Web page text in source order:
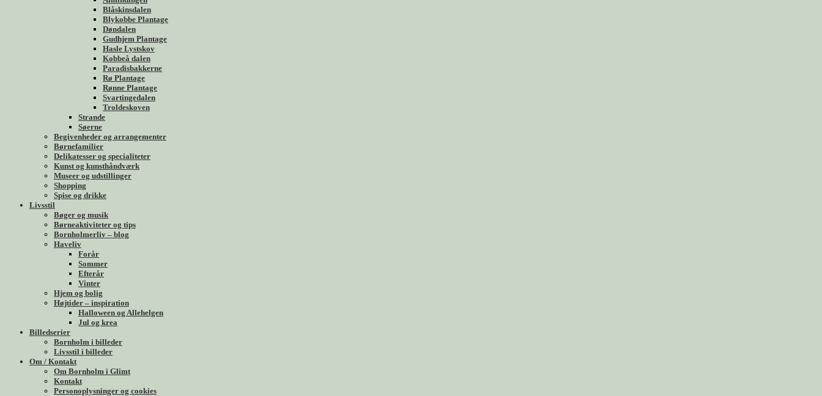
Blåskinsdalen
Blykobbe Plantage
Døndalen
Gudhjem Plantage
Hasle Lystskov
Kobbeå dalen
Paradisbakkerne
Rø Plantage
Rønne Plantage
Svartingedalen
Troldeskoven
Strande
Søerne
Begivenheder og arrangementer
Børnefamilier
Delikatesser og specialiteter
Kunst og kunsthåndværk
Museer og udstillinger
Shopping
Spise og drikke
Livsstil
Bøger og musik
Børneaktiviteter og tips
Bornholmerliv – blog
Haveliv
Forår
Sommer
Efterår
Vinter
Hjem og bolig
Højtider – inspiration
Halloween og Allehelgen
Jul og krea
Billedserier
Bornholm i billeder
Livsstil i billeder
Om / Kontakt
Om Bornholm i Glimt
Kontakt
Personoplysninger og cookies